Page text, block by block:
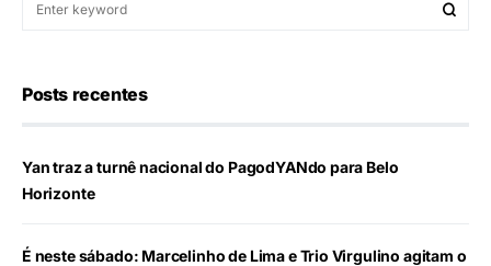
Posts recentes
Yan traz a turnê nacional do PagodYANdo para Belo
Horizonte
É neste sábado: Marcelinho de Lima e Trio Virgulino agitam o